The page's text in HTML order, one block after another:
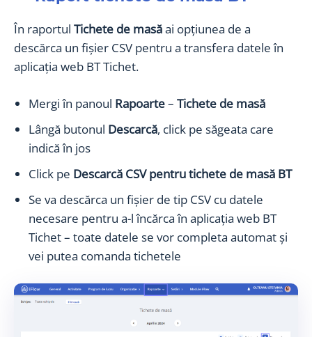
În raportul Tichete de masăai opțiunea de a
descărca un fișier CSV pentru a transfera datele în
aplicația web BT Tichet.
Mergi în panoul Rapoarte– Tichete de masă
Lângă butonul Descarcă, click pe săgeata care
indică în jos
Click pe Descarcă CSV pentru tichete de masă BT
Se va descărca un fișier de tip CSV cu datele
necesare pentru a-l încărca în aplicația web BT
Tichet – toate datele se vor completa automat și
vei putea comanda tichetele